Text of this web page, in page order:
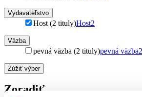
Vydavateľstvo
Host (2 tituly)Host2
Väzba
pevná väzba (2 tituly)pevná väzba2
Zúžiť výber
Zoradiť